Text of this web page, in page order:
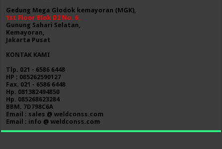
Gedung Mega Glodok kemayoran (MGK),
1st Floor Blok D2 No. 6,
Gunung Sahari Selatan,
Kemayoran,
Jakarta Pusat
KONTAK KAMI
Tlp. 021 - 6586 6448
HP : 085262590127
Fax. 021 - 6586 6448
Hp. 081382494850
Hp. 085268623284
BBM. 7D798C6A
Email : sales @ weldconss.com
Email : info @ weldconss.com